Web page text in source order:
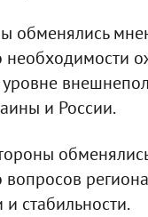
обменялись
необходимости
и России.
вопросов
и стабильности.